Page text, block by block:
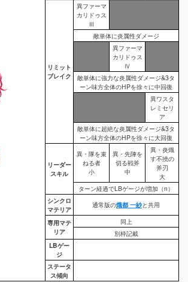
リミット
ブレイク
異ファーマ
カリドゥス
Ⅲ
敵単体に炎属性ダメージ
異ファーマ
カリドゥス
Ⅳ
敵単体に強力な炎属性ダメージ&3タ
ーン味方全体のHPを徐々に中回復
異ワスタ
レミセリ
ア
敵単体に超絶な炎属性ダメージ&3タ
ーン味方全体のHPを徐々に大回復
リーダー
スキル
異・隊を束
ねる者
小
異・先陣を
切る戦斧
中
異・炎熾
す不撓の
斧刃
大
ターン経過でLBゲージが増加（n）
シンクロ
マテリア
通常版の熾都 一紗と共用
専用マテ
リア
同上
別枠記載
LBゲー
ジ
ステータ
ス傾向